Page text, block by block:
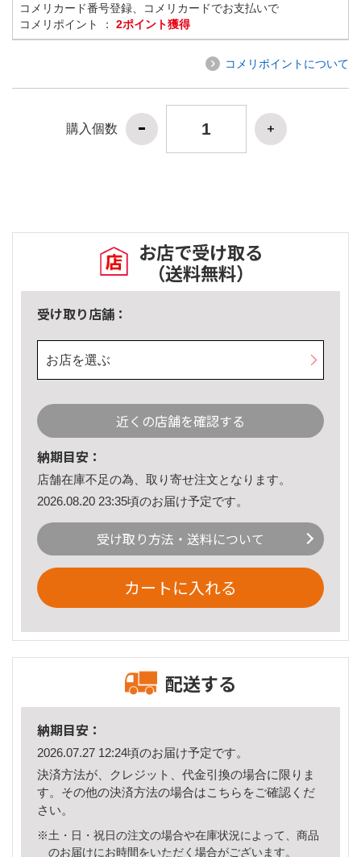
コメリカード番号登録、コメリカードでお支払いで
コメリポイント ： 2ポイント獲得
コメリポイントについて
購入個数
お店で受け取る
（送料無料）
受け取り店舗：
お店を選ぶ
近くの店舗を確認する
納期目安：
店舗在庫不足の為、取り寄せ注文となります。
2026.08.20 23:35頃のお届け予定です。
受け取り方法・送料について
カートに入れる
配送する
納期目安：
2026.07.27 12:24頃のお届け予定です。
決済方法が、クレジット、代金引換の場合に限りま
す。その他の決済方法の場合はこちら をご確認くだ
さい。
※土・日・祝日の注文の場合や在庫状況によって、商品
のお届けにお時間をいただく場合がございます。